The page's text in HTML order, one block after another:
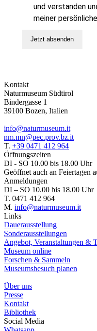
und verstanden
meiner
Jetzt absenden
Kontakt
Naturmuseum Südtirol
Bindergasse 1
39100 Bozen, Italien
info@naturmuseum.it
nm.mn@pec.prov.bz.it
T. +39 0471 412 964
Öffnungszeiten
DI - SO 10.00 bis 18.00 Uhr
Geöffnet auch an Feiertagen
Anmeldungen
DI – SO 10.00 bis 18.00 Uhr
T. 0471 412 964
M. info@naturmuseum.it
Links
Dauerausstellung
Sonderausstellungen
Angebot, Veranstaltungen &
Museum online
Forschen & Sammeln
Museumsbesuch planen
Über uns
Presse
Kontakt
Bibliothek
Social Media